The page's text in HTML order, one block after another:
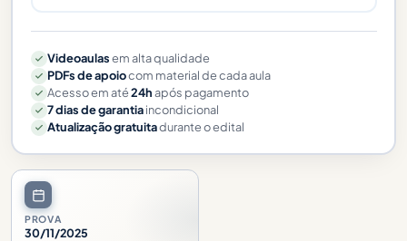
PROVA
30/11/2025
Videoaulasem alta qualidade
PDFs de apoiocom material de cada aula
Acesso em até24hapós pagamento
7 dias de garantiaincondicional
Atualização gratuitadurante o edital